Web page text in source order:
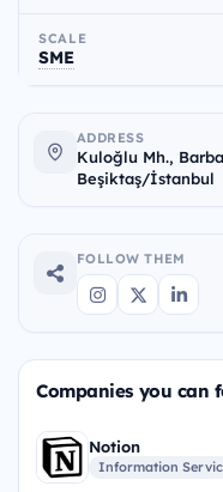
SCALE
SME
ADDRESS
Kuloğlu Mh.,
Beşiktaş/İstanbul
FOLLOW THEM
Companies you can
Notion
Information